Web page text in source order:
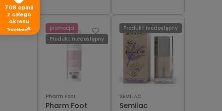
Strong Repair
Nail and Cuticle
Scrub 6,5 ml
Skórek
Pharm Foot
Pharm Foot
promocja
Produkt niedostępny
SEMILAC
Semilac
Produkt niedostępny
708 opinii
z całego
okresu